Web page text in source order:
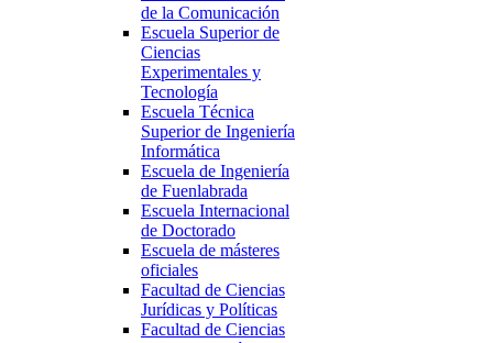
de la Comunicación
Escuela Superior de
Ciencias
Experimentales y
Tecnología
Escuela Técnica
Superior de Ingeniería
Informática
Escuela de Ingeniería
de Fuenlabrada
Escuela Internacional
de Doctorado
Escuela de másteres
oficiales
Facultad de Ciencias
Jurídicas y Políticas
Facultad de Ciencias